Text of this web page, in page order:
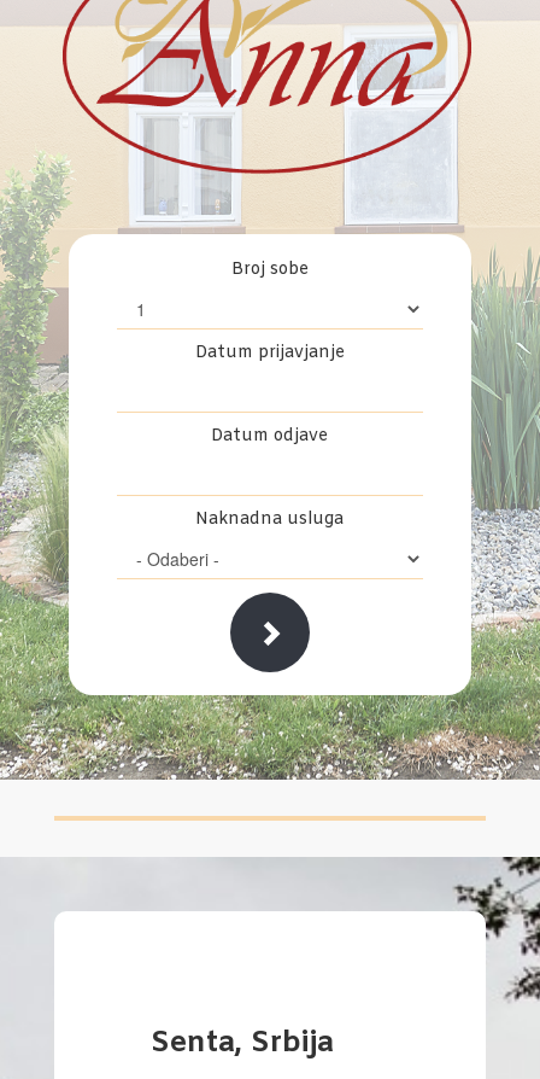
Broj sobe
Datum prijavjanje
Datum odjave
Naknadna usluga
Senta, Srbija